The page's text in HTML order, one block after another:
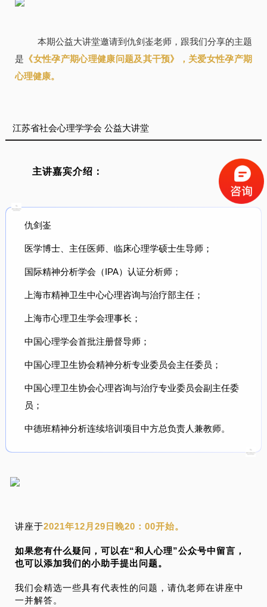
本期公益大讲堂邀请到仇剑崟老师，跟我们分享的主题
是 《女性孕产期心理健康问题及其干预》，关爱女性孕产期
心理健康。
江苏省社会心理学学会 公益大讲堂
主讲嘉宾介绍：
仇剑崟
医学博士、主任医师、临床心理学硕士生导师；
国际精神分析学会（IPA）认证分析师；
上海市精神卫生中心心理咨询与治疗部主任；
上海市心理卫生学会理事长；
中国心理学会首批注册督导师；
中国心理卫生协会精神分析专业委员会主任委员；
中国心理卫生协会心理咨询与治疗专业委员会副主任委
员；
中德班精神分析连续培训项目中方总负责人兼教师。
讲座于2021年12月29日晚20：00开始。
如果您有什么疑问，可以在“和人心理”公众号中留言，
也可以添加我们的小助手提出问题。
我们会精选一些具有代表性的问题，请仇老师在讲座中
一并解答。